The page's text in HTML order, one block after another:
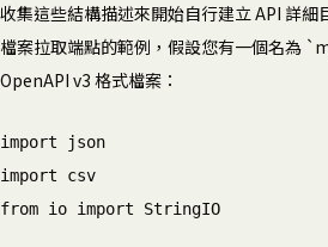
收集這些結構描述來開始自行建立 API 詳
檔案拉取端點的範例，假設您有一個名為
OpenAPI v3 格式檔案：
import json
import csv
from io import StringIO